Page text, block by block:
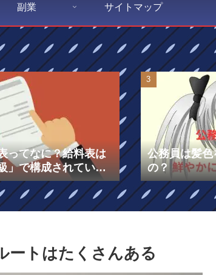
副業 サイトマップ
ってなに？給料表は
」で構成されてい
公務員は髪
の？
ートはたくさんある